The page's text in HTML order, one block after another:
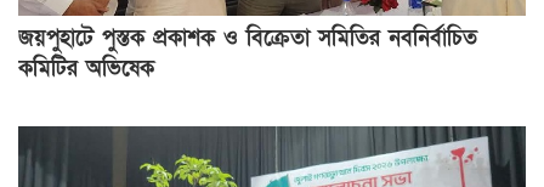
জয়পুহাটে পুস্তক প্রকাশক ও বিক্রেতা সমিতির নবনির্বাচিত
কমিটির অভিষেক